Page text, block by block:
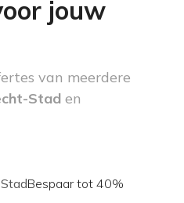
jouw
van meerdere
Stad en
Bespaar tot 40%